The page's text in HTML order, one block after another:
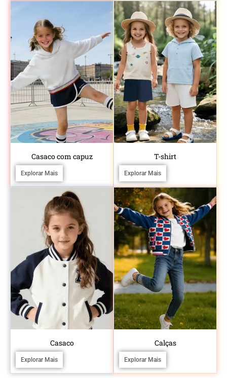
Casaco com capuz
Explorar Mais
T-shirt
Explorar Mais
Casaco
Explorar Mais
Calças
Explorar Mais